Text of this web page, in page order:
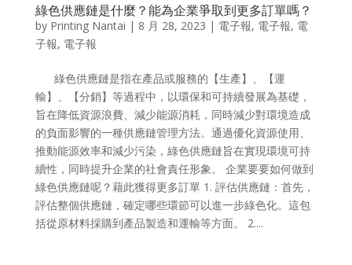
綠色供應鏈是什麼？能為企業爭取到更多訂單嗎？
by Printing Nantai | 8 月 28, 2023 | 電子報, 電子報, 電
子報, 電子報
綠色供應鏈是指在產品或服務的【生產】、【運
輸】、【分銷】等過程中，以環保和可持續發展為基礎，
旨在降低資源浪費、減少能源消耗，同時減少對環境造成
的負面影響的一種供應鏈管理方法。通過優化資源使用、
推動能源效率和減少污染，綠色供應鏈旨在實現環境可持
續性，同時提升企業的社會責任形象。 企業要要如何做到
綠色供應鏈呢？藉此獲得更多訂單 1. 評估供應鏈：首先，
評估整個供應鏈，確定哪些環節可以進一步綠色化。這包
括從原材料採購到產品製造和運輸等方面。 2....